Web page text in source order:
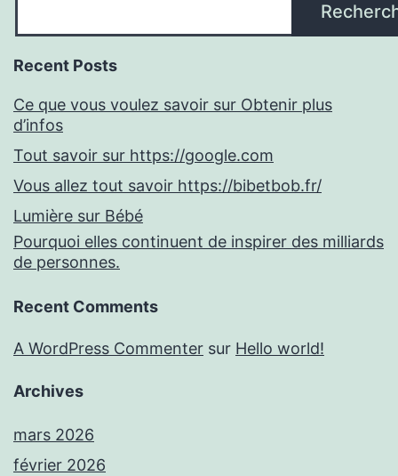
Recent Posts
Ce que vous voulez savoir sur Obtenir plus
d’infos
Tout savoir sur https://google.com
Vous allez tout savoir https://bibetbob.fr/
Lumière sur Bébé
Pourquoi elles continuent de inspirer des milliards
de personnes.
Recent Comments
A WordPress Commenter sur Hello world!
Archives
mars 2026
février 2026